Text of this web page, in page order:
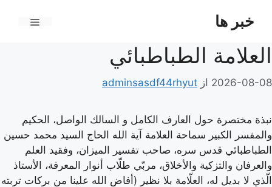
خبر ها
العلامة الطباطبائي
2026-08-08 از adminsasdf44rhyut
نبذة مختصرة حول العارف الكامل و السالك الواصل، الحكيم
والمفسر الكبير سماحة العلامة آية الله الحاج السيد محمد حسين
الطباطبائي قدس سره، صاحب تفسير الميزان، وفقيد العلم
والعرفان والتزكية والأخلاق، مربّي طلّاب أنوار المعرفة، الأستاذ
الّذي لا بديل له، العلّامة بلا نظير (أفاض الله علينا من بركات تربته